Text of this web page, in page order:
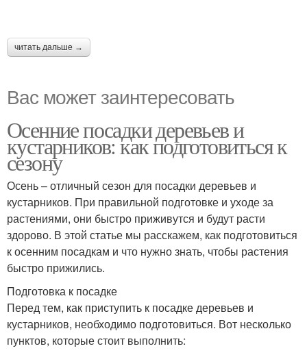
читать дальше →
Вас может заинтересовать
Осенние посадки деревьев и
кустарников: как подготовиться к
сезону
Осень – отличный сезон для посадки деревьев и
кустарников. При правильной подготовке и уходе за
растениями, они быстро приживутся и будут расти
здорово. В этой статье мы расскажем, как подготовиться
к осенним посадкам и что нужно знать, чтобы растения
быстро прижились.
Подготовка к посадке
Перед тем, как приступить к посадке деревьев и
кустарников, необходимо подготовиться. Вот несколько
пунктов, которые стоит выполнить: